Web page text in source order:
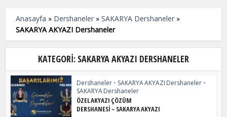
Anasayfa » Dershaneler »SAKARYA Dershaneler »
SAKARYA AKYAZI Dershaneler
KATEGORI: SAKARYA AKYAZI DERSHANELER
Dershaneler • SAKARYA AKYAZI Dershaneler •
SAKARYA Dershaneler
ÖZEL AKYAZI ÇÖZÜM
DERSHANESİ – SAKARYA AKYAZI